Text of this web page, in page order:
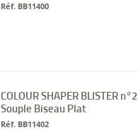
Réf. BB11400
COLOUR SHAPER BLISTER n°2
Souple Biseau Plat
Réf. BB11402